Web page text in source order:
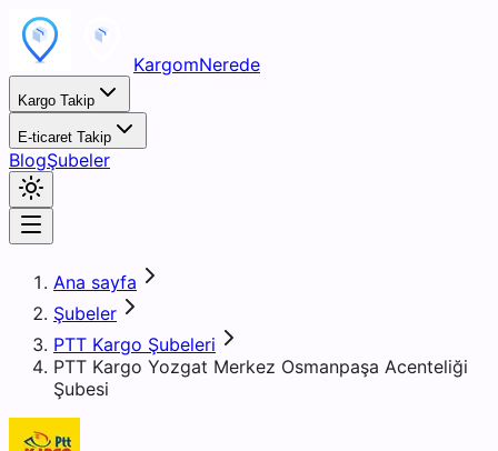
KargomNerede
Kargo Takip
E-ticaret Takip
BlogŞubeler
Ana sayfa
Şubeler
PTT Kargo Şubeleri
PTT Kargo Yozgat Merkez Osmanpaşa Acenteliği
Şubesi